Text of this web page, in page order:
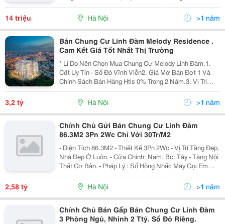
Căn Hộ. Giá Bán 750Tr, Vay Được 70% Giá Trị Căn Hộ
Liên Hệ Chính Chủ: 0989001384 - 09
14 triệu Hà Nội >1 năm
Bán Chung Cư Linh Đàm Melody Residence .
Cam Kết Giá Tốt Nhất Thị Trường
* Lí Do Nên Chọn Mua Chung Cư Melody Linh Đàm.1.
Cđt Uy Tín - Sổ Đỏ Vĩnh Viễn2. Giá Mở Bán Đợt 1 Và
Chính Sách Bán Hàng Htls 0% Trong 2 Năm.3. Vị Trí
Vàng Cuối Cùng Tại Khu Đô Thị Tây Nam Linh Đàm, Hà
Nội - Giao Thông Đồng Bộ, Thuận Lợi - Công Đồng...
3,2 tỷ Hà Nội >1 năm
Chính Chủ Gửi Bán Chung Cư Linh Đàm
86.3M2 3Pn 2Wc Chỉ Với 30Tr/M2
- Diện Tích 86.3M2 - Thiết Kế 3Pn 2Wc - Vị Trí Tầng Đẹp,
Nhà Đẹp Ở Luôn. - Cửa Chính: Nam. Bc: Tây - Tặng Nội
Thất Cơ Bản. - Pháp Lý : Sổ Hồng Nhấc Máy Gọi Em
Ngay Để Đc Hỗ Trợ
2,58 tỷ Hà Nội >1 năm
Chính Chủ Bán Gấp Bán Chung Cư Linh Đàm
3 Phòng Ngủ, Nhỉnh 2 Ttỷ. Sổ Đỏ Riêng.